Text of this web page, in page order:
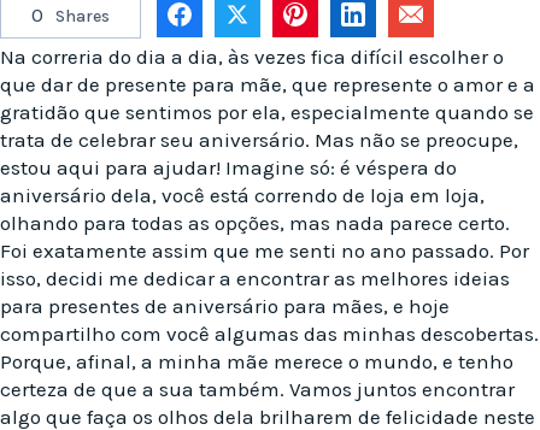
0 Shares
Na correria do dia a dia, às vezes fica difícil escolher o
que dar de presente para mãe, que represente o amor e a
gratidão que sentimos por ela, especialmente quando se
trata de celebrar seu aniversário. Mas não se preocupe,
estou aqui para ajudar! Imagine só: é véspera do
aniversário dela, você está correndo de loja em loja,
olhando para todas as opções, mas nada parece certo.
Foi exatamente assim que me senti no ano passado. Por
isso, decidi me dedicar a encontrar as melhores ideias
para presentes de aniversário para mães, e hoje
compartilho com você algumas das minhas descobertas.
Porque, afinal, a minha mãe merece o mundo, e tenho
certeza de que a sua também. Vamos juntos encontrar
algo que faça os olhos dela brilharem de felicidade neste